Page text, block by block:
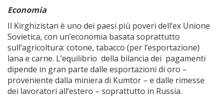
Economia
Il Kirghizistan è uno dei paesi più poveri dell’ex Unione
Sovietica, con un’economia basata soprattutto
sull’agricoltura: cotone, tabacco (per l’esportazione)
lana e carne. L’equilibrio della bilancia dei pagamenti
dipende in gran parte dalle esportazioni di oro –
proveniente dalla miniera di Kumtor – e dalle rimesse
dei lavoratori all’estero – soprattutto in Russia.